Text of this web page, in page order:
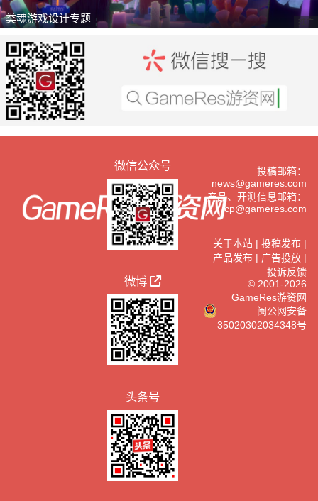
类魂游戏设计专题 推广
微信公众号
微博
头条号
投稿邮箱：
news@gameres.com
产品、开测信息邮箱：
cp@gameres.com
关于本站| 投稿发布|
产品发布| 广告投放|
投诉反馈
© 2001-2026
GameRes游资网
闽公网安备
35020302034348号